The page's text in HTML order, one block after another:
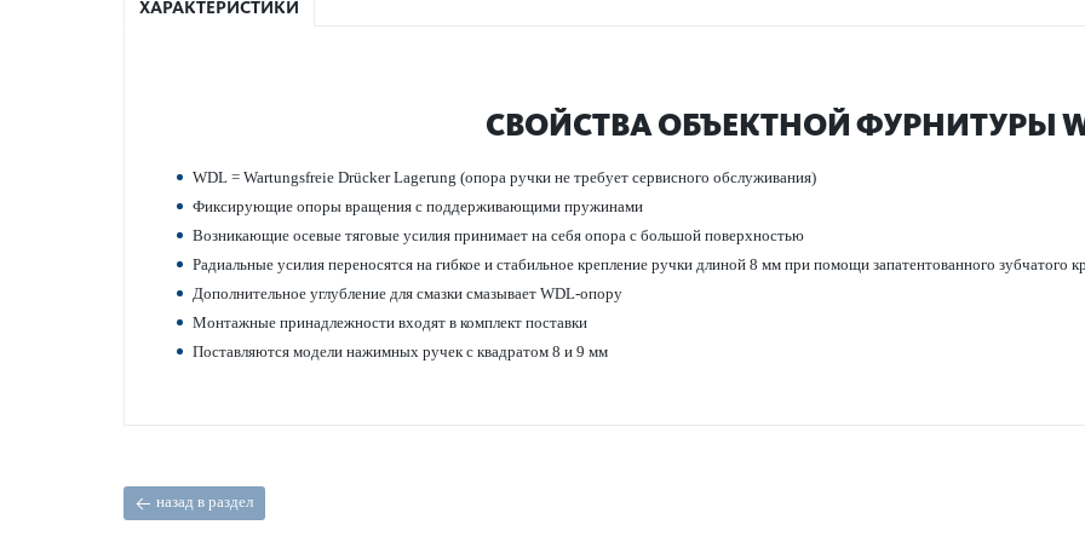
ХАРАКТЕРИСТИКИ
СВОЙСТВА ОБЪЕКТНОЙ ФУРНИТУРЫ
WDL = Wartungsfreie Drücker Lagerung (опора ручки не требует серв­исного обслуживания)
Фиксирующие опоры вращения с поддерживающими пружинами
Возн­и­к­ающие осевые тяговые усилия принимает на себя опора с большой пове­рхно­стью
Радиальные усилия пер­еносятся на гибкое и стабильное креп­ление ручки длиной 8 мм при помощи запатентованного зуб­чатого
Дополнительное углуб­л­ение для смазки смазывает WDL-опору
Монтажные принадлежности входят в комплект пос­т­авки
Пос­т­авляются модели нажимных ручек с квадратом 8 и 9 мм
назад в раздел